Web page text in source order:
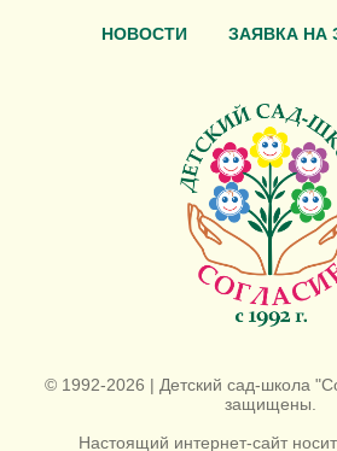
НОВОСТИ ЗАЯВКА НА
© 1992-2026 | Детский сад-школа
защищены.
Настоящий интернет-сайт